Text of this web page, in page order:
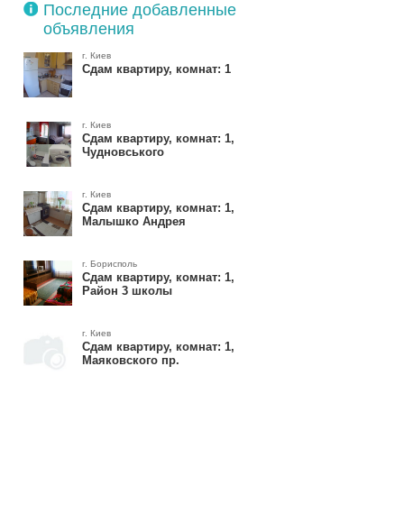
Последние добавленные
объявления
г. Киев
Сдам квартиру, комнат: 1
г. Киев
Сдам квартиру, комнат: 1,
Чудновського
г. Киев
Сдам квартиру, комнат: 1,
Малышко Андрея
г. Борисполь
Сдам квартиру, комнат: 1,
Район 3 школы
г. Киев
Сдам квартиру, комнат: 1,
Маяковского пр.